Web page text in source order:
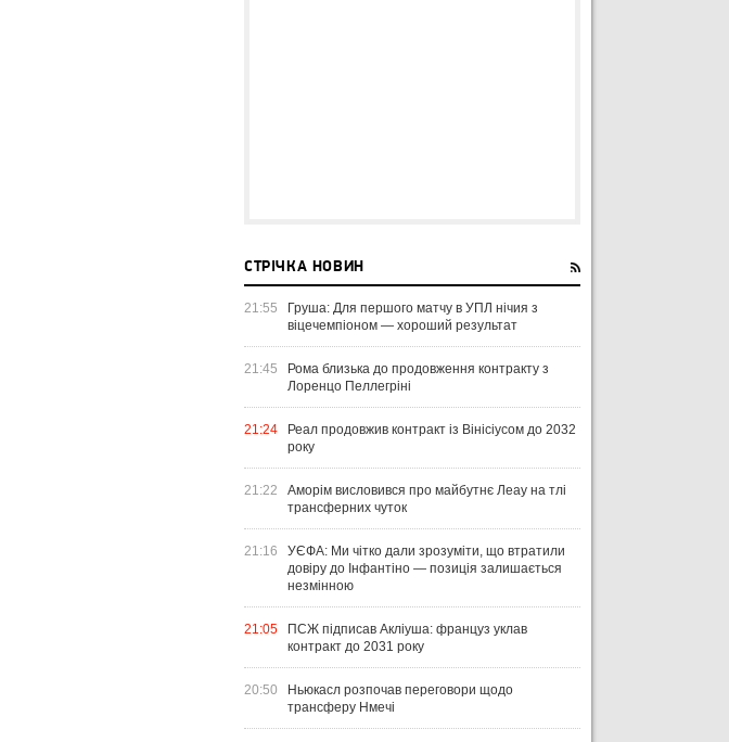
СТРІЧКА НОВИН
21:55
Груша: Для першого матчу в УПЛ нічия з
віцечемпіоном — хороший результат
21:45
Рома близька до продовження контракту з
Лоренцо Пеллегріні
21:24
Реал продовжив контракт із Вінісіусом до 2032
року
21:22
Аморім висловився про майбутнє Леау на тлі
трансферних чуток
21:16
УЄФА: Ми чітко дали зрозуміти, що втратили
довіру до Інфантіно — позиція залишається
незмінною
21:05
ПСЖ підписав Акліуша: француз уклав
контракт до 2031 року
20:50
Ньюкасл розпочав переговори щодо
трансферу Нмечі